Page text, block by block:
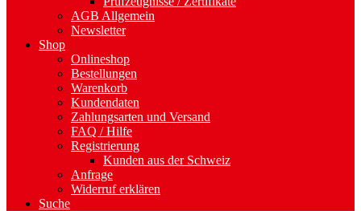
AGB Allgemein
Newsletter
Shop
Onlineshop
Bestellungen
Warenkorb
Kundendaten
Zahlungsarten und Versand
FAQ / Hilfe
Registrierung
Kunden aus der Schweiz
Anfrage
Widerruf erklären
Suche